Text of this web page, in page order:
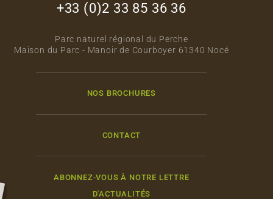
+33 (0)2 33 85 36 36
Parc naturel régional du Perche
Maison du Parc - Manoir de Courboyer 61340 Nocé
NOS BROCHURES
CONTACT
ABONNEZ-VOUS À NOTRE LETTRE
D'ACTUALITÉS